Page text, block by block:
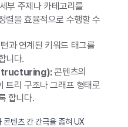
부 주제나 카테고리를
렬을 효율적으로 수행할 수
과 연계된 키워드 태그를
니다.
콘텐츠의
트리 구조나 그래프 형태로
합니다.
콘텐츠 간 간극을 좁혀 UX